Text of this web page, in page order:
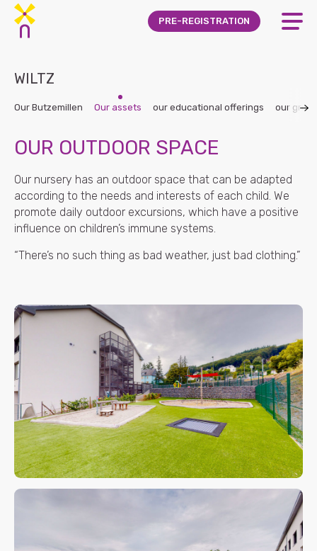
Skip to main content
PRE-REGISTRATION
WILTZ
Our Butzemillen Our assets our educational offerings our
OUR OUTDOOR SPACE
Our nursery has an outdoor space that can be adapted
according to the needs and interests of each child. We
promote daily outdoor excursions, which have a positive
influence on children’s immune systems.
“There’s no such thing as bad weather, just bad clothing.”